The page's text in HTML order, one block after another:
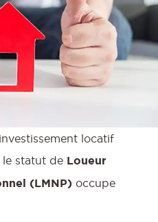
locatif
le statut de Loueur
(LMNP) occupe